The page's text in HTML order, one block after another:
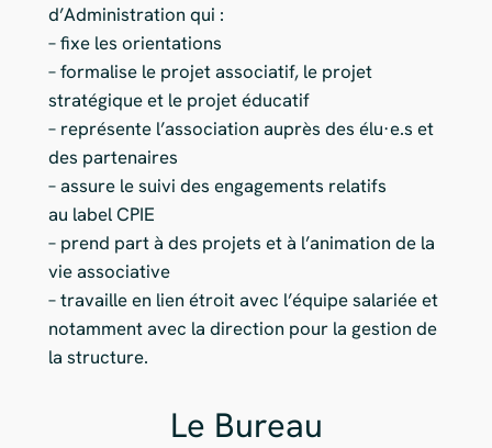
d’Administration qui :
– fixe les orientations
– formalise le projet associatif, le projet
stratégique et le projet éducatif
– représente l’association auprès des élu·e.s et
des partenaires
– assure le suivi des engagements relatifs
au label CPIE
– prend part à des projets et à l’animation de la
vie associative
– travaille en lien étroit avec l’équipe salariée et
notamment avec la direction pour la gestion de
la structure.
Le Bureau